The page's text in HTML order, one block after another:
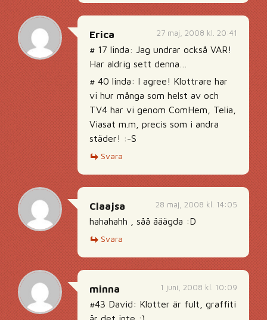
27 maj, 2008 kl. 20:41
Erica
# 17 linda: Jag undrar också VAR!
Har aldrig sett denna…
# 40 linda: I agree! Klottrare har
vi hur många som helst av och
TV4 har vi genom ComHem, Telia,
Viasat m.m, precis som i andra
städer! :-S
Svara
28 maj, 2008 kl. 14:05
Claajsa
hahahahh , såå ääägda :D
Svara
1 juni, 2008 kl. 10:09
minna
#43 David: Klotter är fult, graffiti